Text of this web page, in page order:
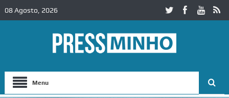
08 Agosto, 2026
Menu